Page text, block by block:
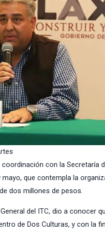
coordinación con la Secretaría
que contempla la
dos millones de pesos.
del ITC, dio a conocer
de Dos Culturas, y con la